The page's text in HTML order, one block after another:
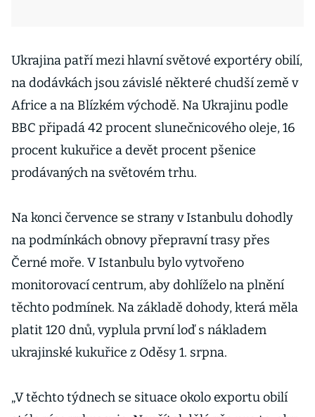
Ukrajina patří mezi hlavní světové exportéry obilí,
na dodávkách jsou závislé některé chudší země v
Africe a na Blízkém východě. Na Ukrajinu podle
BBC připadá 42 procent slunečnicového oleje, 16
procent kukuřice a devět procent pšenice
prodávaných na světovém trhu.
Na konci července se strany v Istanbulu dohodly
na podmínkách obnovy přepravní trasy přes
Černé moře. V Istanbulu bylo vytvořeno
monitorovací centrum, aby dohlíželo na plnění
těchto podmínek. Na základě dohody, která měla
platit 120 dnů, vyplula první loď s nákladem
ukrajinské kukuřice z Oděsy 1. srpna.
„V těchto týdnech se situace okolo exportu obilí